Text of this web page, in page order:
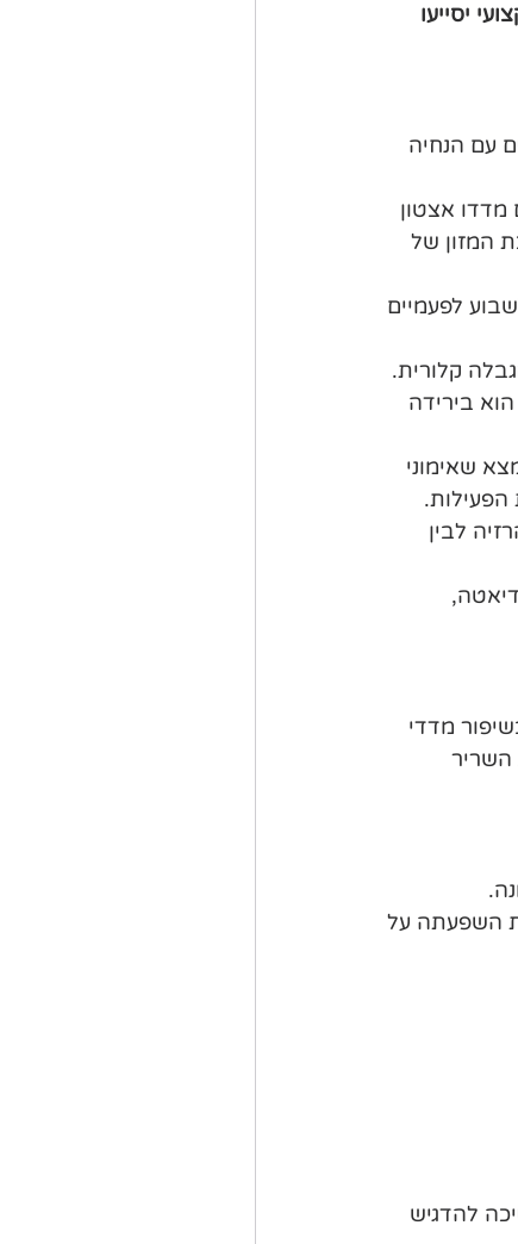
יסייעו
עם הנחיה
מדדו אצטון
המזון של
לפעמיים
בירידה
שאימוני
לבין
מדדי
השריר
השפעתה על
להדגיש